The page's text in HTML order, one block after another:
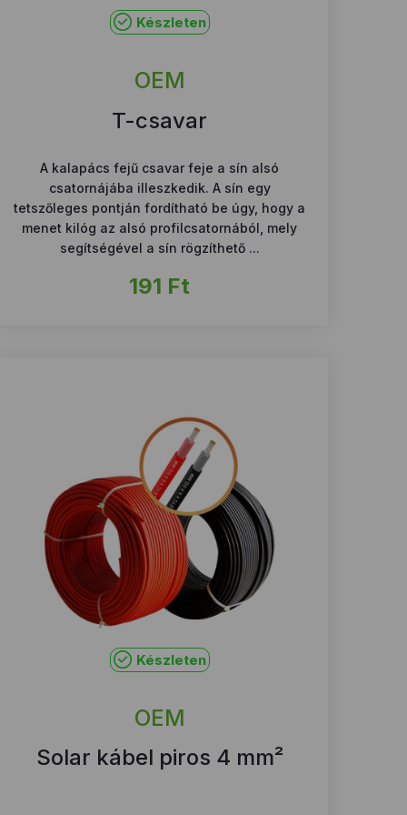
Készleten
OEM
T-csavar
A kalapács fejű csavar feje a sín alsó
csatornájába illeszkedik. A sín egy
tetszőleges pontján fordítható be úgy, hogy a
menet kilóg az alsó profilcsatornából, mely
segítségével a sín rögzíthető ...
191 Ft
Készleten
OEM
Solar kábel piros 4 mm²